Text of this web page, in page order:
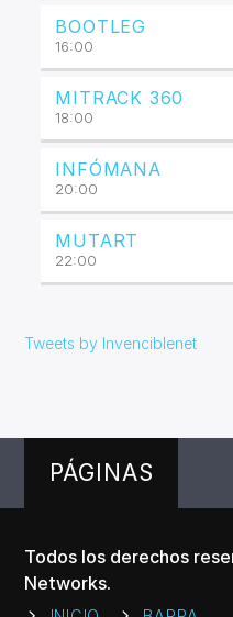
BOOTLEG
16:00
MITRACK 360
18:00
INFÓMANA
20:00
MUTART
22:00
Tweets by Invenciblenet
PÁGINAS
Todos los derechos
Networks.